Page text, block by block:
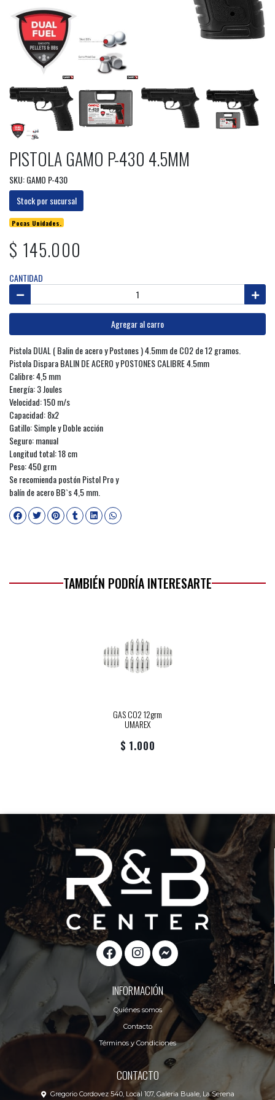
PISTOLA GAMO P-430 4.5MM
SKU: GAMO P-430
Stock por sucursal
Pocas Unidades.
$ 145.000
CANTIDAD
Agregar al carro
Pistola DUAL ( Balin de acero y Postones ) 4.5mm de CO2 de 12 gramos.
Pistola Dispara BALIN DE ACERO y POSTONES CALIBRE 4.5mm
Calibre: 4,5 mm
Energía: 3 Joules
Velocidad: 150 m/s
Capacidad: 8x2
Gatillo: Simple y Doble acción
Seguro: manual
Longitud total: 18 cm
Peso: 450 grm
Se recomienda postón Pistol Pro y
balín de acero BB`s 4,5 mm.
TAMBIÉN PODRÍA INTERESARTE
GAS CO2 12grm
UMAREX
$ 1.000
INFORMACIÓN
Quiénes somos
Contacto
Términos y Condiciones
CONTACTO
Gregorio Cordovez 540, Local 107, Galeria Buale, La Serena